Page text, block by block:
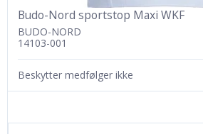
Budo-Nord sportstop Maxi WKF
BUDO-NORD
14103-001
Beskytter medfølger ikke